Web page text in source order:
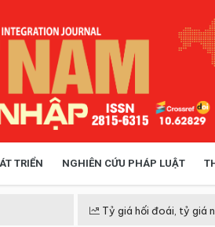
TRIỂN NGHIÊN CỨU PHÁP LUẬT
Tỷ giá hối đoái, tỷ giá